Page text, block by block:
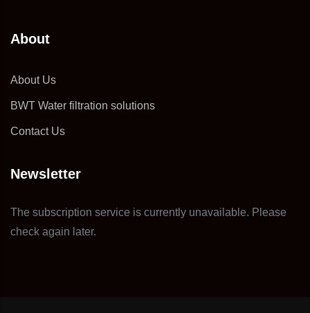
About
About Us
BWT Water filtration solutions
Contact Us
Newsletter
The subscription service is currently unavailable. Please
check again later.